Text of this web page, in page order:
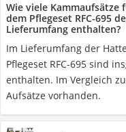
Wie viele Kammaufsätze
dem Pflegeset RFC-695
Lieferumfang enthalten?
Im Lieferumfang der
Pflegeset RFC-695 sind
enthalten. Im Vergleich
Aufsätze vorhanden.